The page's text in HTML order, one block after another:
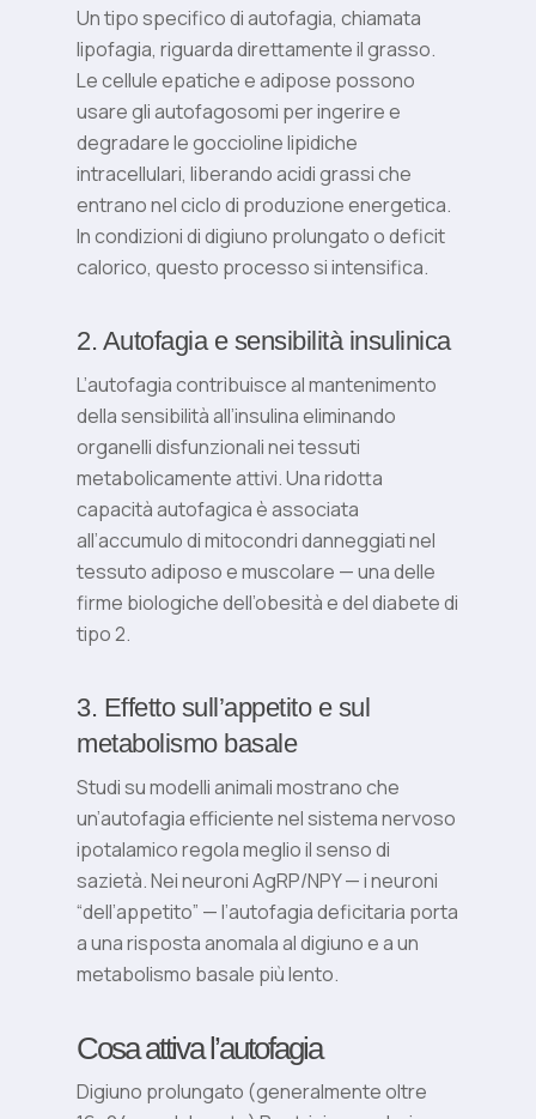
Un tipo specifico di autofagia, chiamata
lipofagia, riguarda direttamente il grasso.
Le cellule epatiche e adipose possono
usare gli autofagosomi per ingerire e
degradare le goccioline lipidiche
intracellulari, liberando acidi grassi che
entrano nel ciclo di produzione energetica.
In condizioni di digiuno prolungato o deficit
calorico, questo processo si intensifica.
2. Autofagia e sensibilità insulinica
L’autofagia contribuisce al mantenimento
della sensibilità all’insulina eliminando
organelli disfunzionali nei tessuti
metabolicamente attivi. Una ridotta
capacità autofagica è associata
all’accumulo di mitocondri danneggiati nel
tessuto adiposo e muscolare — una delle
firme biologiche dell’obesità e del diabete di
tipo 2.
3. Effetto sull’appetito e sul
metabolismo basale
Studi su modelli animali mostrano che
un’autofagia efficiente nel sistema nervoso
ipotalamico regola meglio il senso di
sazietà. Nei neuroni AgRP/NPY — i neuroni
“dell’appetito” — l’autofagia deficitaria porta
a una risposta anomala al digiuno e a un
metabolismo basale più lento.
Cosa attiva l’autofagia
Digiuno prolungato (generalmente oltre